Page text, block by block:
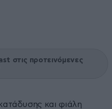
στις προτεινόμενες
και φιάλη